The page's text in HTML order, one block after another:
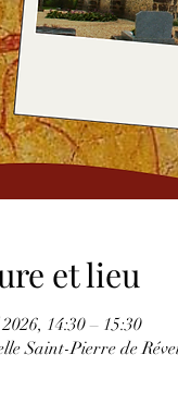
et lieu
14:30 – 15:30
Saint-Pierre de